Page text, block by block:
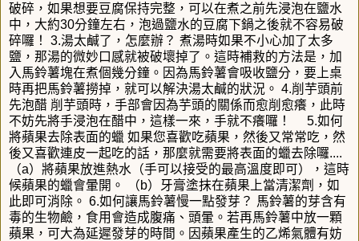
破碎，如果想要豆腐保持完整，可以在煮之前先浸泡在鹽水
中，大約30分鐘左右，泡過鹽水的豆腐下鍋之後就不容易破
碎囉！ 3.湯太鹹了，怎麼辦？ 煮湯時如果不小心加了太多
鹽，那湯的微妙口感就被破壞掉了。這時補救的方法是，加
入馬鈴薯塊在煮個幾分鐘。因為馬鈴薯會吸收鹽分，要上桌
時再把馬鈴薯撈掉，就可以解決湯太鹹的狀況。 4.削芋頭前
先泡醋 削芋頭時，手部會因為芋頭的關係而愈削愈癢，此時
不妨先將手浸泡在醋中，這樣一來，手就不癢囉！ 5.如何
將蘋果去除表面的蠟 如果您喜歡吃蘋果，然後又常常吃，然
後又喜歡連皮一起吃的話，那麼就需要將表面的蠟去除囉....
（a）將蘋果放進熱水（手可以接受的最高溫度即可），這時
候蘋果的蠟會暈開。 （b）牙膏塗抹在蘋果上當清潔劑，如
此即可消除。 6.如何讓馬鈴薯慢一點發芽？ 馬鈴薯的芽含有
毒的生物鹼，食用會造成腹痛、頭暈。若再馬鈴薯中放一顆
蘋果，可大為延遲發芽的時間。因蘋果產生的乙烯氣體有妨